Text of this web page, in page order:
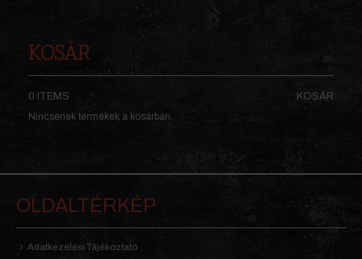
KOSÁR
0 ITEMS
KOSÁR
Nincsenek termékek a kosárban.
OLDALTÉRKÉP
Adatkezelési Tájékoztató